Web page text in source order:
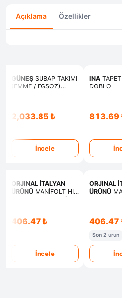
Açıklama Özellikler
GÜNEŞ SUBAP TAKIMI
(EMME / EGSOZ)
2,033.85 ₺
İncele
INA
DOBLO
813.69
ORJINAL İTALYAN
ÜRÜNÜ MANİFOLT HIZ
406.47 ₺
İncele
ORJINAL
ÜRÜNÜ
406.47
Son 2 urun